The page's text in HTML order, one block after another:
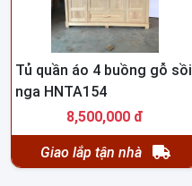
Tủ quần áo 4 buồng gỗ sồi
nga HNTA154
8,500,000 đ
Giao lắp tận nhà